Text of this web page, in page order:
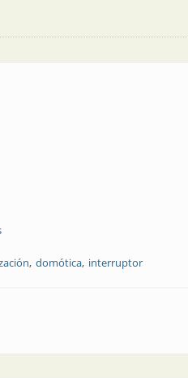
domótica interruptor